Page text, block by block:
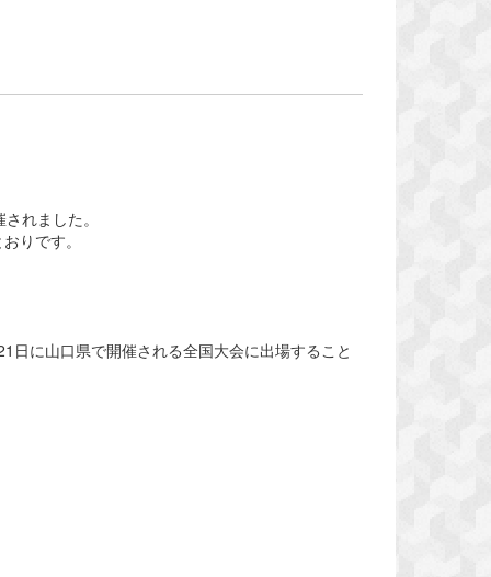
れました。
りです。
に山口県で開催される全国大会に出場すること